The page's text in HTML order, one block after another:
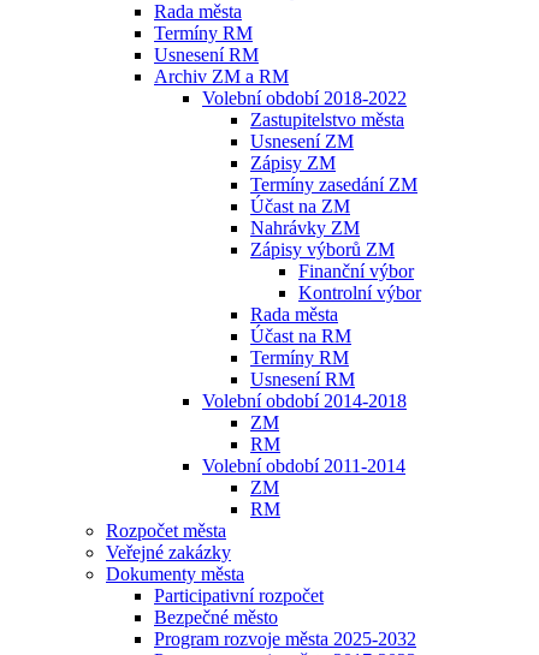
Rada města
Termíny RM
Usnesení RM
Archiv ZM a RM
Volební období 2018-2022
Zastupitelstvo města
Usnesení ZM
Zápisy ZM
Termíny zasedání ZM
Účast na ZM
Nahrávky ZM
Zápisy výborů ZM
Finanční výbor
Kontrolní výbor
Rada města
Účast na RM
Termíny RM
Usnesení RM
Volební období 2014-2018
ZM
RM
Volební období 2011-2014
ZM
RM
Rozpočet města
Veřejné zakázky
Dokumenty města
Participativní rozpočet
Bezpečné město
Program rozvoje města 2025-2032